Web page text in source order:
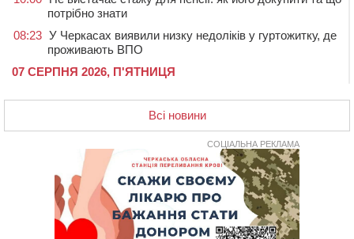
потрібно знати
08:23 У Черкасах виявили низку недоліків у гуртожитку, де
проживають ВПО
07 СЕРПНЯ 2026, П'ЯТНИЦЯ
20:13 Черкаси виділять близько 20 млн грн на роботу
ліцею “Перспектива” до кінця року
На Уманщині суд припинив право оренди земельних
ділянок, незаконно переданих іноземцем
Вихователька з Черкас і дві педагогині з області
стали фіналістками Global Teacher Prize Ukraine 2026
Всі новини
СОЦІАЛЬНА РЕКЛАМА